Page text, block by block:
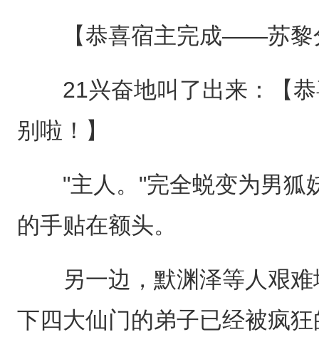
【恭喜宿主完成——苏黎
21兴奋地叫了出来：【恭
别啦！】
"主人。"完全蜕变为男狐
的手贴在额头。
另一边，默渊泽等人艰难
下四大仙门的弟子已经被疯